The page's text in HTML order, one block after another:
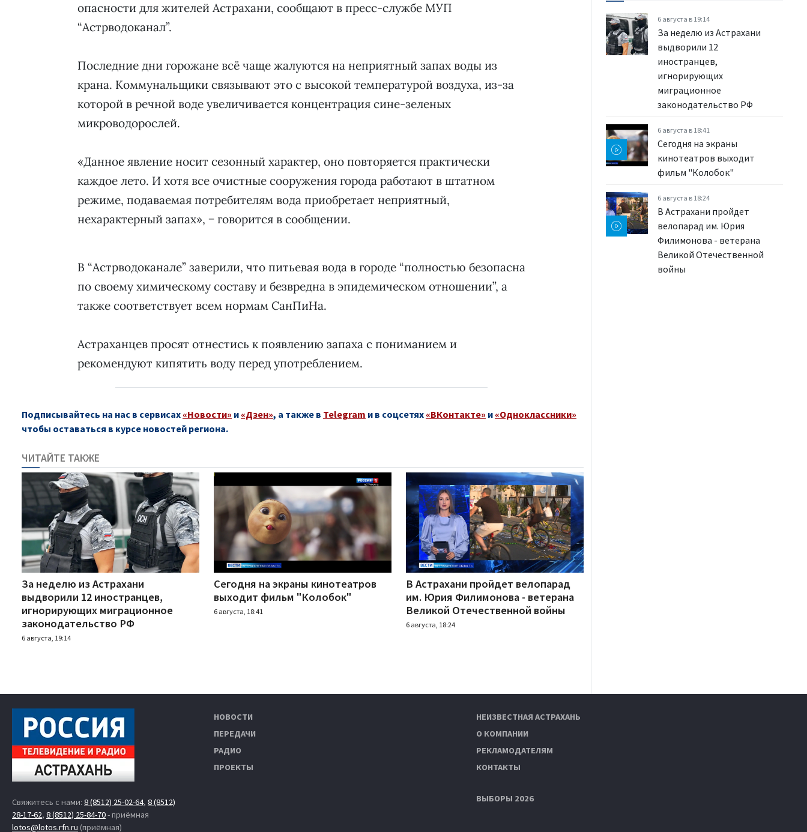
опасности для жителей Астрахани, сообщают в пресс-службе МУП
“Астрводоканал”.
Последние дни горожане всё чаще жалуются на неприятный запах воды из
крана. Коммунальщики связывают это с высокой температурой воздуха, из-за
которой в речной воде увеличивается концентрация сине-зеленых
микроводорослей.
«Данное явление носит сезонный характер, оно повторяется практически
каждое лето. И хотя все очистные сооружения города работают в штатном
режиме, подаваемая потребителям вода приобретает неприятный,
нехарактерный запах», − говорится в сообщении.
В “Астрводоканале” заверили, что питьевая вода в городе “полностью безопасна
по своему химическому составу и безвредна в эпидемическом отношении”, а
также соответствует всем нормам СанПиНа.
Астраханцев просят отнестись к появлению запаха с пониманием и
рекомендуют кипятить воду перед употреблением.
Подписывайтесь на нас в сервисах «Новости» и «Дзен», а также в Telegram и в соцсетях «ВКонтакте» и «Одноклассники»
чтобы оставаться в курсе новостей региона.
ЧИТАЙТЕ ТАКЖЕ
За неделю из Астрахани
выдворили 12 иностранцев,
игнорирующих миграционное
законодательство РФ
6 августа, 19:14
Сегодня на экраны кинотеатров
выходит фильм "Колобок"
6 августа, 18:41
В Астрахани пройдет велопарад
им. Юрия Филимонова - ветерана
Великой Отечественной войны
6 августа, 18:24
6 августа в 19:14
За неделю из Астрахани
выдворили 12
иностранцев,
игнорирующих
миграционное
законодательство РФ
6 августа в 18:41
Сегодня на экраны
кинотеатров выходит
фильм "Колобок"
6 августа в 18:24
В Астрахани пройдет
велопарад им. Юрия
Филимонова - ветерана
Великой Отечественной
войны
Свяжитесь с нами: 8 (8512) 25-02-64, 8 (8512)
28-17-62, 8 (8512) 25-84-70- приёмная
lotos@lotos.rfn.ru (приёмная)
НОВОСТИ
ПЕРЕДАЧИ
РАДИО
ПРОЕКТЫ
НЕИЗВЕСТНАЯ АСТРАХАНЬ
О КОМПАНИИ
РЕКЛАМОДАТЕЛЯМ
КОНТАКТЫ
ВЫБОРЫ 2026